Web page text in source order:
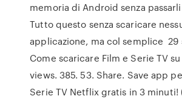
memoria di Android senza
Tutto questo senza scaricare
applicazione, ma col semplice 29
Come scaricare Film e Serie TV
views. 385. 53. Share. Save app
Serie TV Netflix gratis in 3 minuti!